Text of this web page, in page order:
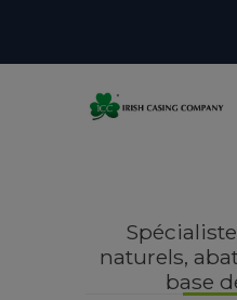
naturels,
base